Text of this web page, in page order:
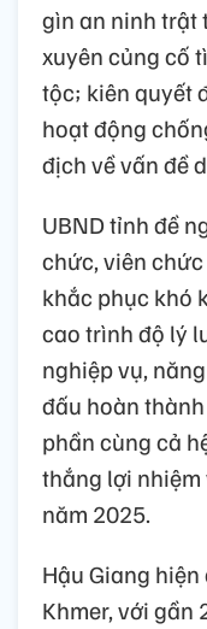
gìn an ninh trật
xuyên củng cố
tộc; kiên quyết
hoạt động
địch về vấn đề
UBND tỉnh đề
chức, viên
khắc phục khó
cao trình độ lý
nghiệp vụ,
đấu hoàn
phần cùng cả
thắng lợi nhiệm
năm 2025.
Hậu Giang
Khmer, với gần